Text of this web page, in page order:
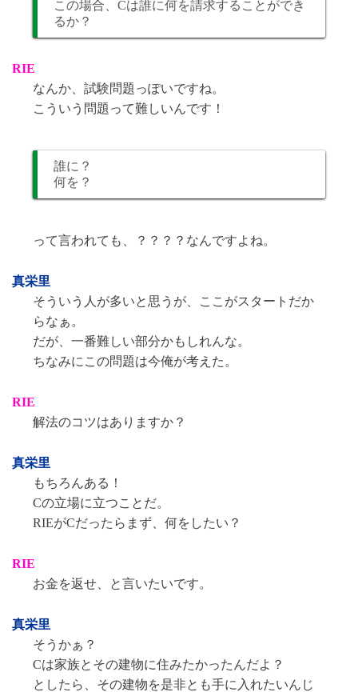
この場合、Cは誰に何を請求することができ
るか？
RIE
なんか、試験問題っぽいですね。
こういう問題って難しいんです！
誰に？
何を？
って言われても、？？？？なんですよね。
真栄里
そういう人が多いと思うが、ここがスタートだか
らなぁ。
だが、一番難しい部分かもしれんな。
ちなみにこの問題は今俺が考えた。
RIE
解法のコツはありますか？
真栄里
もちろんある！
Cの立場に立つことだ。
RIEがCだったらまず、何をしたい？
RIE
お金を返せ、と言いたいです。
真栄里
そうかぁ？
Cは家族とその建物に住みたかったんだよ？
としたら、その建物を是非とも手に入れたいんじ